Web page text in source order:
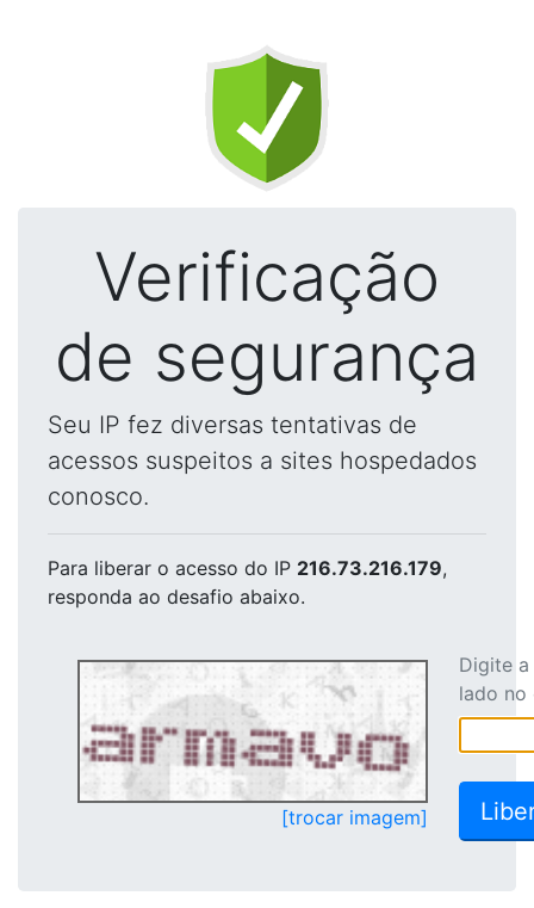
Verificação
de segurança
Seu IP fez diversas tentativas de
acessos suspeitos a sites hospedados
conosco.
Para liberar o acesso do IP 216.73.216.179,
responda ao desafio abaixo.
[trocar imagem]
Digite
lado no